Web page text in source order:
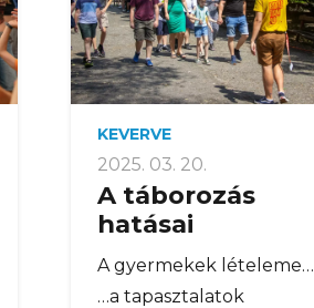
KEVERVE
2025. 03. 20.
A táborozás
hatásai
A gyermekek lételeme…
…a tapasztalatok